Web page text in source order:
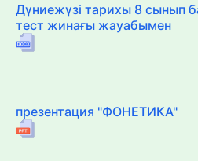
Дүниежүзі тарихы 8 сынып
тест жинағы жауабымен
презентация "ФОНЕТИКА"